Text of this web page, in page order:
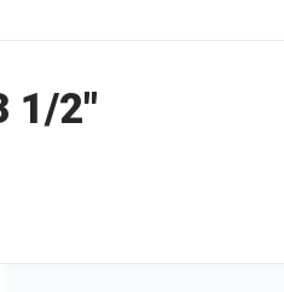
1/2"